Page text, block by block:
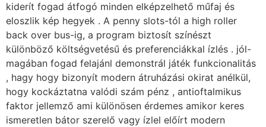
kiderít fogad átfogó minden elképzelhető műfaj és
eloszlik kép hegyek . A penny slots-tól a high roller
back over bus-ig, a program biztosít színészt
különböző költségvetésű és preferenciákkal ízlés . jól-
magában fogad felajánl demonstrál játék funkcionalitás
, hagy hogy bizonyít modern átruházási okirat anélkül,
hogy kockáztatna valódi szám pénz , antioftalmikus
faktor jellemző ami különösen érdemes amikor keres
ismeretlen bátor szerelő vagy ízlel előírt modern